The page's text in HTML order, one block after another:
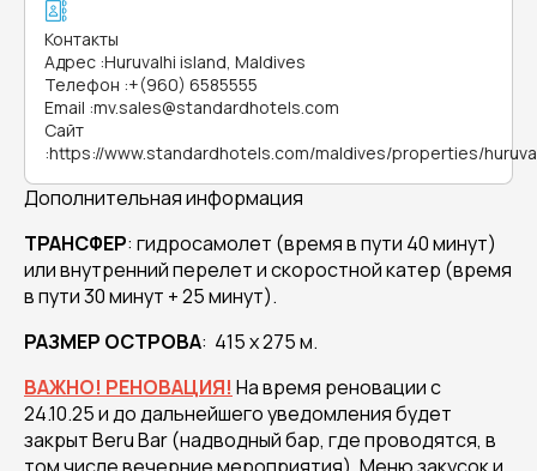
Контакты
Адрес :Huruvalhi island, Maldives
Телефон :+(960) 6585555
Email :mv.sales@standardhotels.com
Сайт
:https://www.standardhotels.com/maldives/properties/
Дополнительная информация
ТРАНСФЕР: гидросамолет (время в пути 40 минут)
или внутренний перелет и скоростной катер (время
в пути 30 минут + 25 минут).
РАЗМЕР ОСТРОВА: 415 х 275 м.
ВАЖНО! РЕНОВАЦИЯ! На время реновации с
24.10.25 и до дальнейшего уведомления будет
закрыт Beru Bar (надводный бар, где проводятся, в